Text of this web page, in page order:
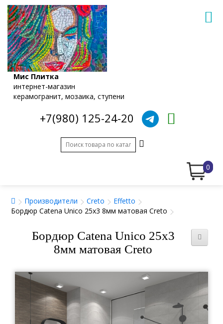
Мис Плитка
интернет-магазин
керамогранит, мозаика, ступени
+7(980) 125-24-20
0
Производители Creto
Effetto
Бордюр Catena Unico 25x3 8мм матовая Creto
Бордюр Catena Unico 25x3
8мм матовая Creto